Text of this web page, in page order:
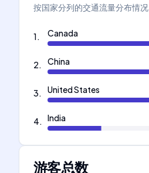
按国家分列的交通流量分布情况
1. Canada
2. China
3. United States
4. India
游客总数